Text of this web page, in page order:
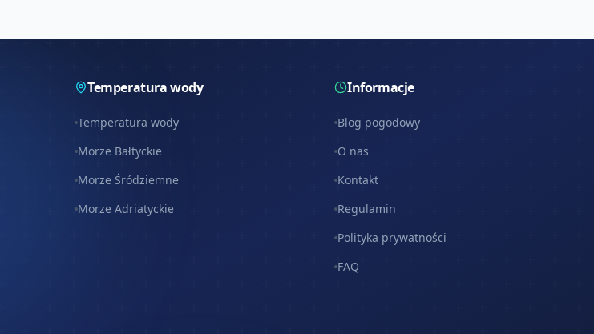
Temperatura wody
Temperatura wody
Morze Bałtyckie
Morze Śródziemne
Morze Adriatyckie
Informacje
Blog pogodowy
O nas
Kontakt
Regulamin
Polityka prywatności
FAQ